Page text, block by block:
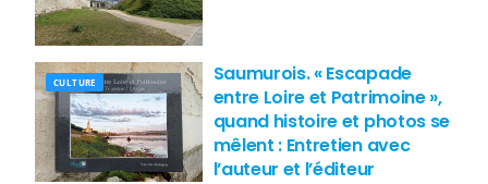
CULTURE
Saumurois. « Escapade
entre Loire et Patrimoine »,
quand histoire et photos se
mêlent : Entretien avec
l’auteur et l’éditeur